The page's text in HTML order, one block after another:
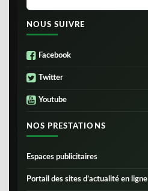
NOUS SUIVRE
Facebook
Twitter
Youtube
NOS PRESTATIONS
Espaces publicitaires
Portail des sites d’actualité en ligne